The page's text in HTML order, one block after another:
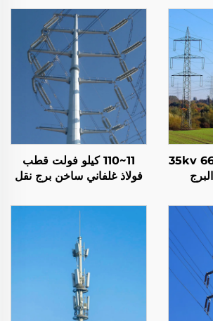
35kv 66kv 120kv 220kv
11~110 كيلو فولت قطب
فولاذ غلفاني ساخن برج نقل
الطاقة